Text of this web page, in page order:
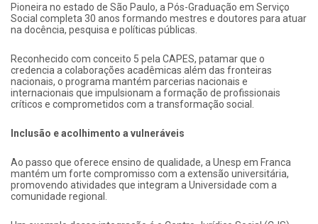
Pioneira no estado de São Paulo, a Pós-Graduação em Serviço
Social completa 30 anos formando mestres e doutores para atuar
na docência, pesquisa e políticas públicas.
Reconhecido com conceito 5 pela CAPES, patamar que o
credencia a colaborações acadêmicas além das fronteiras
nacionais, o programa mantém parcerias nacionais e
internacionais que impulsionam a formação de profissionais
críticos e comprometidos com a transformação social.
Inclusão e acolhimento a vulneráveis
Ao passo que oferece ensino de qualidade, a Unesp em Franca
mantém um forte compromisso com a extensão universitária,
promovendo atividades que integram a Universidade com a
comunidade regional.